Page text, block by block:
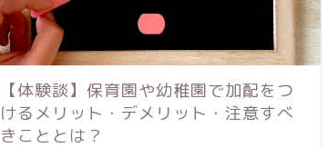
【体験談】保育園や幼稚園で加配をつ
けるメリット・デメリット・注意すべ
きこととは？